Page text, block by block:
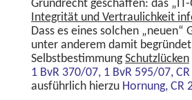
Grundrecht geschaffen: das
Integrität und Vertraulichkeit
Dass es eines solchen „neuen“
unter anderem damit
SelbstbestimmungSchutzlücken
1 BvR 370/07, 1 BvR 595/07,
ausführlich hierzu Hornung, CR